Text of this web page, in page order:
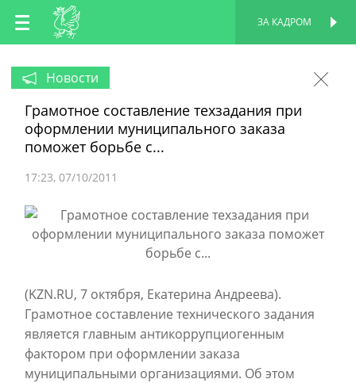
RU
EN
ЗА КАДРОМ
Новости
Грамотное составление техзадания при
оформлении муниципального заказа
поможет борьбе с...
17:23 07/10/2011
(KZN.RU, 7 октября, Екатерина Андреева).
Грамотное составление технического задания
является главным антикоррупциогенным
фактором при оформлении заказа
муниципальными организациями. Об этом
ПЕРСОНАЛЬНАЯ